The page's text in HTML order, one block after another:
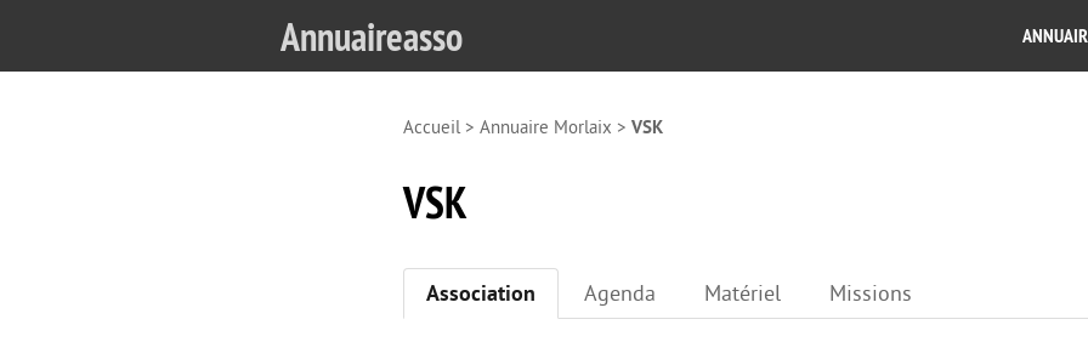
Annuaireasso
Accueil> Annuaire Morlaix > VSK
VSK
Association Agenda Matériel Missions